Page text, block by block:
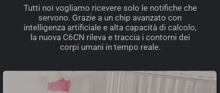
Tutti noi vogliamo ricevere solo le notifiche che
servono. Grazie a un chip avanzato con
intelligenza artificiale e alta capacità di calcolo,
la nuova C6CN rileva e traccia i contorni dei
corpi umani in tempo reale.